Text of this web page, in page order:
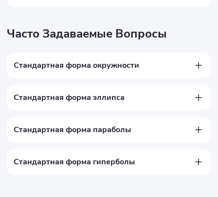
Часто Задаваемые Вопросы
Стандартная форма окружности
Стандартная форма эллипса
Стандартная форма параболы
Стандартная форма гиперболы